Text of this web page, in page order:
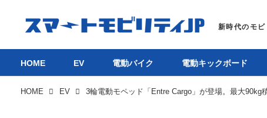
HOME EV 電動バイク 電動キックボード
HOME EV